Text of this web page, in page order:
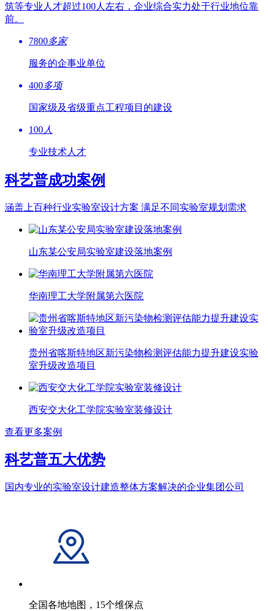
筑等专业人才超过100人左右，企业综合实力处于行业地位靠
前。
7800多家
服务的企事业单位
400多项
国家级及省级重点工程项目的建设
100 人
专业技术人才
科艺普成功案例
涵盖上百种行业实验室设计方案 满足不同实验室规划需求
山东某公安局实验室建设落地案例
华南理工大学附属第六医院
贵州省喀斯特地区新污染物检测评估能力提升建设实验
室升级改造项目
西安交大化工学院实验室装修设计
查看更多案例
科艺普五大优势
国内专业的实验室设计建造整体方案解决的企业集团公司
全国各地地图，15个维保点